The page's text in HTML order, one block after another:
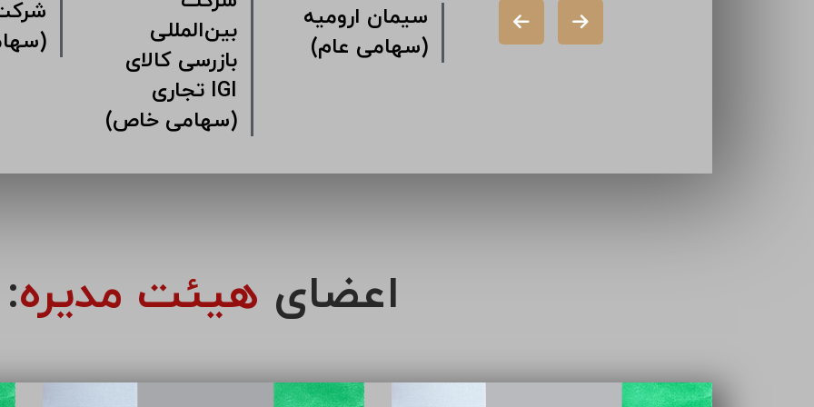
شرکت سرمایه
گذاری سیمان
سیمان ارومیه
(سهامی عام)
بین‌المللی
بازرسی کالای
تجاری IGI
(سهامی خاص)
اعضای هیئت مدیره: